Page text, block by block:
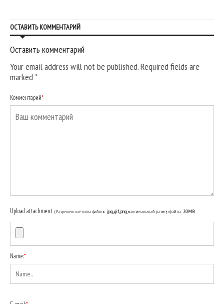
ОСТАВИТЬ КОММЕНТАРИЙ
Оставить комментарий
Your email address will not be published. Required fields are
marked*
Комментарий*
Upload attachment (Разрешенные типы файлов:jpg, gif, png, максимальный размер файла:20MB.
Name:*